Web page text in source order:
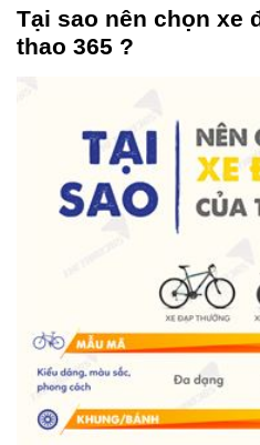
Tại sao nên chọn xe
thao 365 ?